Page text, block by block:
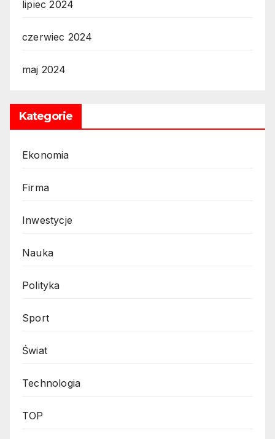
lipiec 2024
czerwiec 2024
maj 2024
Kategorie
Ekonomia
Firma
Inwestycje
Nauka
Polityka
Sport
Świat
Technologia
TOP